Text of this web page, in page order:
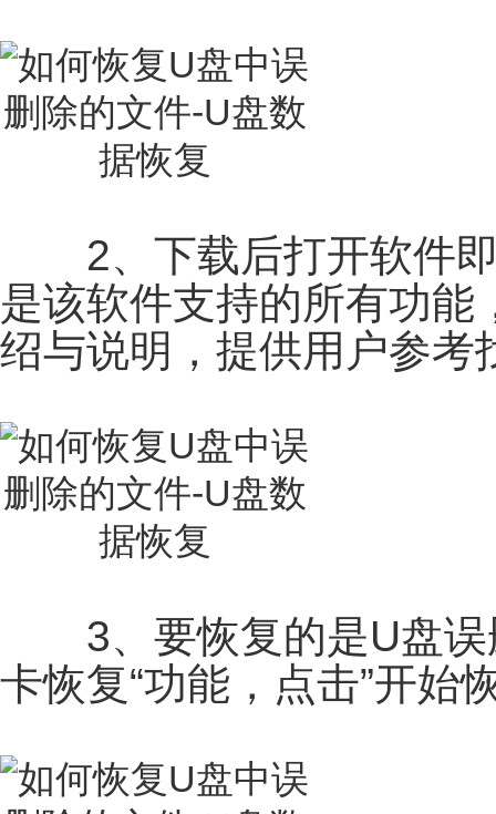
2、下载后打开软件即
是该软件支持的所有功
绍与说明，提供用户参考
3、要恢复的是U盘误
卡恢复“功能，点击”开始